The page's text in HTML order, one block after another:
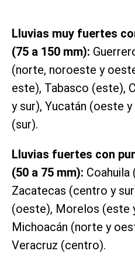
Lluvias muy fuertes
(75 a 150 mm):
(norte, noroeste y
este), Tabasco (este),
y sur), Yucatán (oeste
(sur).
Lluvias fuertes con
(50 a 75 mm):
Zacatecas (centro y
(oeste), Morelos (este
Michoacán (norte y
Veracruz (centro).